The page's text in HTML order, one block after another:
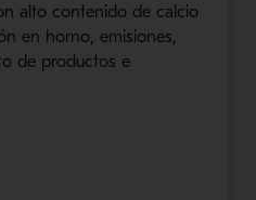
alto contenido de calcio
en horno, emisiones,
de productos e